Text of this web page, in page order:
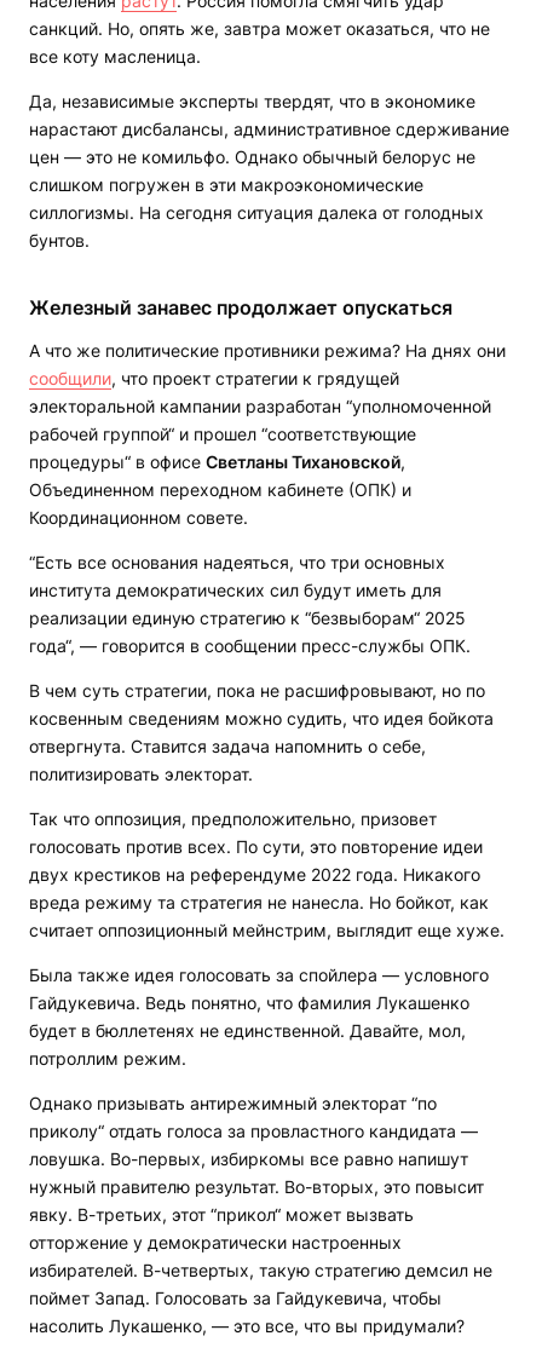
санкций. Но, опять же, завтра может оказаться, что не
все коту масленица.
Да, независимые эксперты твердят, что в экономике
нарастают дисбалансы, административное сдерживание
цен — это не комильфо. Однако обычный белорус не
слишком погружен в эти макроэкономические
силлогизмы. На сегодня ситуация далека от голодных
бунтов.
Железный занавес продолжает опускаться
А что же политические противники режима? На днях они
сообщили, что проект стратегии к грядущей
электоральной кампании разработан “уполномоченной
рабочей группой“ и прошел “соответствующие
процедуры“ в офисе Светланы Тихановской,
Объединенном переходном кабинете (ОПК) и
Координационном совете.
“Есть все основания надеяться, что три основных
института демократических сил будут иметь для
реализации единую стратегию к “безвыборам“ 2025
года“, — говорится в сообщении пресс-службы ОПК.
В чем суть стратегии, пока не расшифровывают, но по
косвенным сведениям можно судить, что идея бойкота
отвергнута. Ставится задача напомнить о себе,
политизировать электорат.
Так что оппозиция, предположительно, призовет
голосовать против всех. По сути, это повторение идеи
двух крестиков на референдуме 2022 года. Никакого
вреда режиму та стратегия не нанесла. Но бойкот, как
считает оппозиционный мейнстрим, выглядит еще хуже.
Была также идея голосовать за спойлера — условного
Гайдукевича. Ведь понятно, что фамилия Лукашенко
будет в бюллетенях не единственной. Давайте, мол,
потроллим режим.
Однако призывать антирежимный электорат “по
приколу“ отдать голоса за провластного кандидата —
ловушка. Во-первых, избиркомы все равно напишут
нужный правителю результат. Во-вторых, это повысит
явку. В-третьих, этот “прикол“ может вызвать
отторжение у демократически настроенных
избирателей. В-четвертых, такую стратегию демсил не
поймет Запад. Голосовать за Гайдукевича, чтобы
насолить Лукашенко, — это все, что вы придумали?